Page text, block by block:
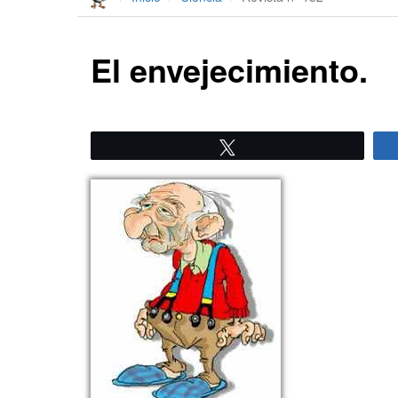
El envejecimiento.